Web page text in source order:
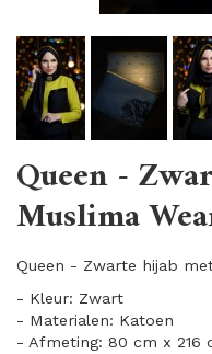
Queen -
Muslima
Queen - Zwarte hijab
- Kleur: Zwart
- Materialen: Katoen
- Afmeting: 80 cm x 216